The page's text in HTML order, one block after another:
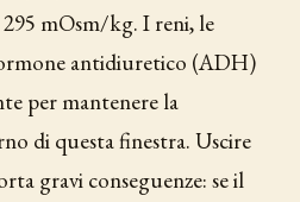
mOsm/kg. I reni, le
antidiuretico (ADH)
per mantenere la
di questa finestra. Uscire
gravi conseguenze: se il